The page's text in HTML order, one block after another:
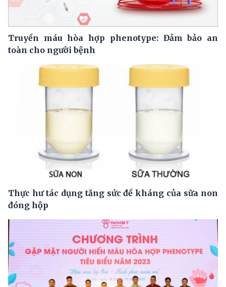
Truyền máu hòa hợp phenotype: Đảm bảo an
toàn cho người bệnh
Thực hư tác dụng tăng sức đề kháng của sữa non
đóng hộp